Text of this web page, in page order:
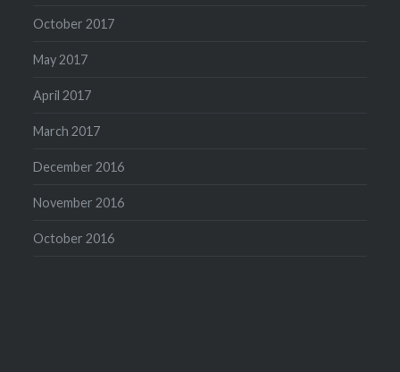
October 2017
May 2017
April 2017
March 2017
December 2016
November 2016
October 2016